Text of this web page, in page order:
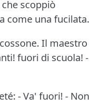
scoppiò
come una fucilata.
Il maestro
fuori di scuola! -
- Va' fuori! - Non